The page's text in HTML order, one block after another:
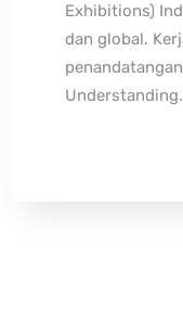
Exhibitions)
dan global.